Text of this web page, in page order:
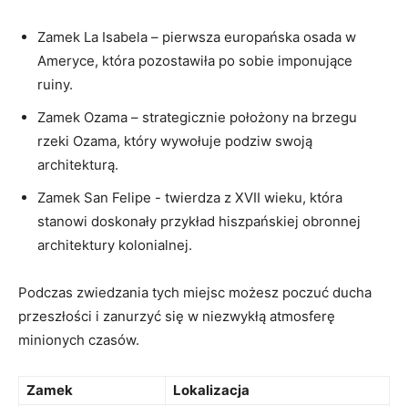
Zamek⁢ La Isabela – pierwsza europańska osada w ​
Ameryce, która⁤ pozostawiła po sobie ⁤imponujące
ruiny.
Zamek Ozama – strategicznie położony na brzegu
rzeki Ozama, który ‌wywołuje podziw ‍swoją
‍architekturą.
Zamek San‍ Felipe ‌- twierdza z XVII‌ wieku, która
stanowi doskonały przykład hiszpańskiej ‍obronnej
architektury kolonialnej.
Podczas⁢ zwiedzania⁣ tych ‌miejsc⁣ możesz poczuć ducha
przeszłości i zanurzyć się w niezwykłą atmosferę
minionych czasów.
Zamek
Lokalizacja